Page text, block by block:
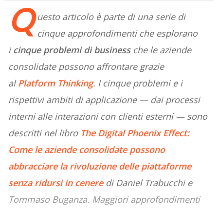
Q uesto articolo è parte di una serie di
cinque approfondimenti che esplorano
i cinque problemi di businessche le aziende
consolidate possono affrontare grazie
al Platform Thinking. I cinque problemi e i
rispettivi ambiti di applicazione — dai processi
interni alle interazioni con clienti esterni — sono
descritti nel libro The Digital Phoenix Effect:
Come le aziende consolidate possono
abbracciare la rivoluzione delle piattaforme
senza ridursi in ceneredi Daniel Trabucchi e
Tommaso Buganza. Maggiori approfondimenti